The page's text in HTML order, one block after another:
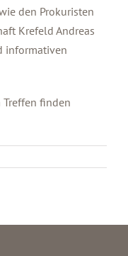
den Prokuristen
Krefeld Andreas
informativen
Treffen finden